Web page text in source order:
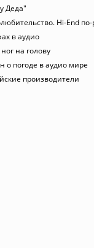
Деда"
Hi-End по-
в аудио
ног на голову
о погоде в аудио мире
производители